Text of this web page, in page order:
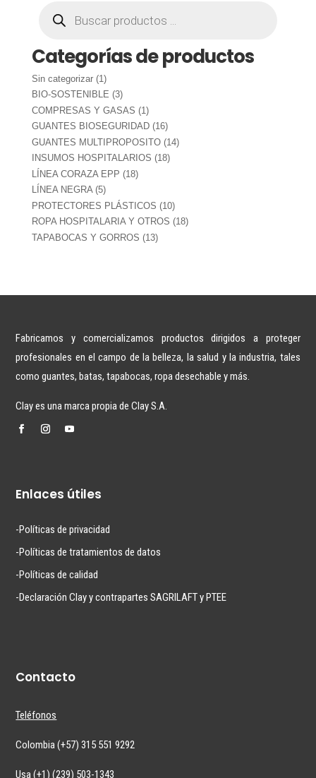
productos
Categorías de productos
Sin categorizar 1 1
producto
BIO-SOSTENIBLE 33
productos
COMPRESAS Y GASAS 1 1
producto
GUANTES BIOSEGURIDAD 1616
productos
GUANTES MULTIPROPOSITO 1414
INSUMOS HOSPITALARIOS 1818
LÍNEA CORAZA EPP 1818
LÍNEA NEGRA 55
productos
PROTECTORES PLÁSTICOS 1010
productos
ROPA HOSPITALARIA Y OTROS 1818
TAPABOCAS Y GORROS 1313
Fabricamos y comercializamos productos dirigidos a proteger
profesionales en el campo de la belleza, la salud y la industria, tales
como guantes, batas, tapabocas, ropa desechable y más.
Clay es una marca propia de Clay S.A.
Enlaces útiles
-Políticas de privacidad
-Políticas de tratamientos de datos
-Políticas de calidad
-Declaración Clay y contrapartes SAGRILAFT y PTEE
Contacto
Teléfonos
Colombia (+57) 315 551 9292
Usa (+1) (239) 503-1343